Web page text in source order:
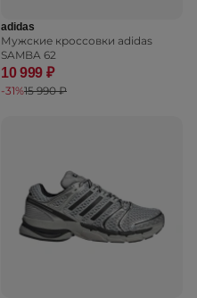
adidas
Мужские кроссовки adidas
SAMBA 62
10 999 ₽
-31%15 990 ₽